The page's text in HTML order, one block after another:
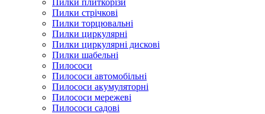
Пилки плиткорізи
Пилки стрічкові
Пилки торцювальні
Пилки циркулярні
Пилки циркулярні дискові
Пилки шабельні
Пилососи
Пилососи автомобільні
Пилососи акумуляторні
Пилососи мережеві
Пилососи садові